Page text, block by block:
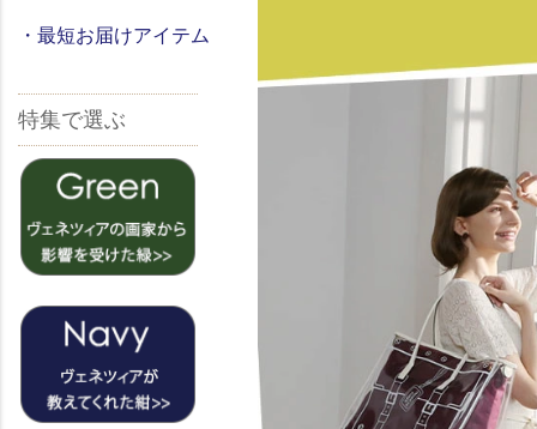
・最短お届けアイテム
特集で選ぶ